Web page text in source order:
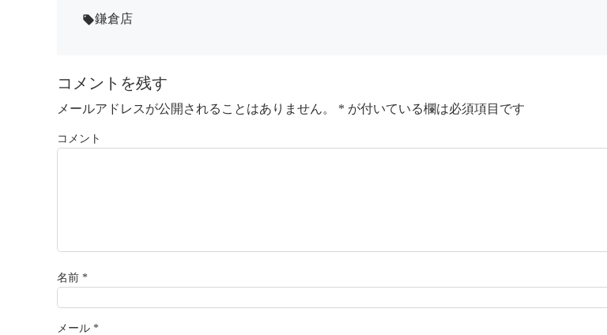
local_offer鎌倉店
コメントを残す
メールアドレスが公開されることはありません。 * が付いている欄は必須項目です
コメント
名前 *
メール *